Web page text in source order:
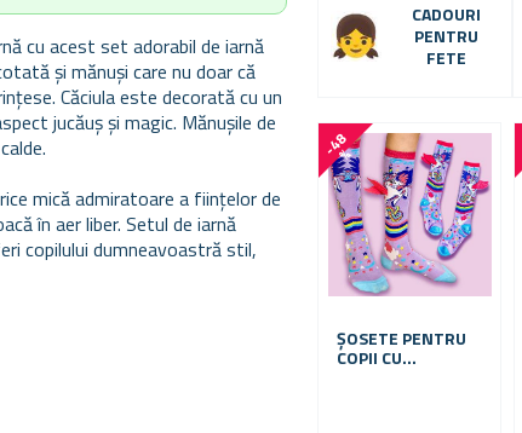
cu acest set adorabil de iarnă
și mănuși care nu doar că
Căciula este decorată cu un
jucăuș și magic. Mănușile de
mică admiratoare a ființelor de
în aer liber. Setul de iarnă
copilului dumneavoastră stil,
CADOURI
PENTRU
FETE
-
4
8
%
ȘOSETE PENTRU
COPII CU